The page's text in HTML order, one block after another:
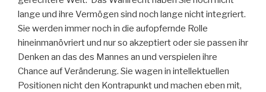
lange und ihre Vermögen sind noch lange nicht integriert.
Sie werden immer noch in die aufopfernde Rolle
hineinmanövriert und nur so akzeptiert oder sie passen ihr
Denken an das des Mannes an und verspielen ihre
Chance auf Veränderung. Sie wagen in intellektuellen
Positionen nicht den Kontrapunkt und machen eben mit,